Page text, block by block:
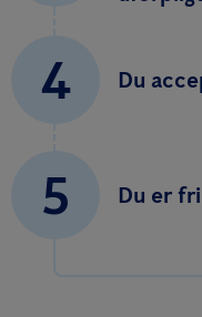
4 Du
5 Du er